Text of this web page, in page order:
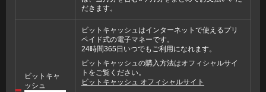
だきます。
ビットキャ
ッシュ
ビットキャッシュはインターネットで使えるプリ
ペイド式の電子マネーです。
24時間365日いつでもご利用になれます。
ビットキャッシュの購入方法はオフィシャルサイ
トをご覧ください。
ビットキャッシュ オフィシャルサイト